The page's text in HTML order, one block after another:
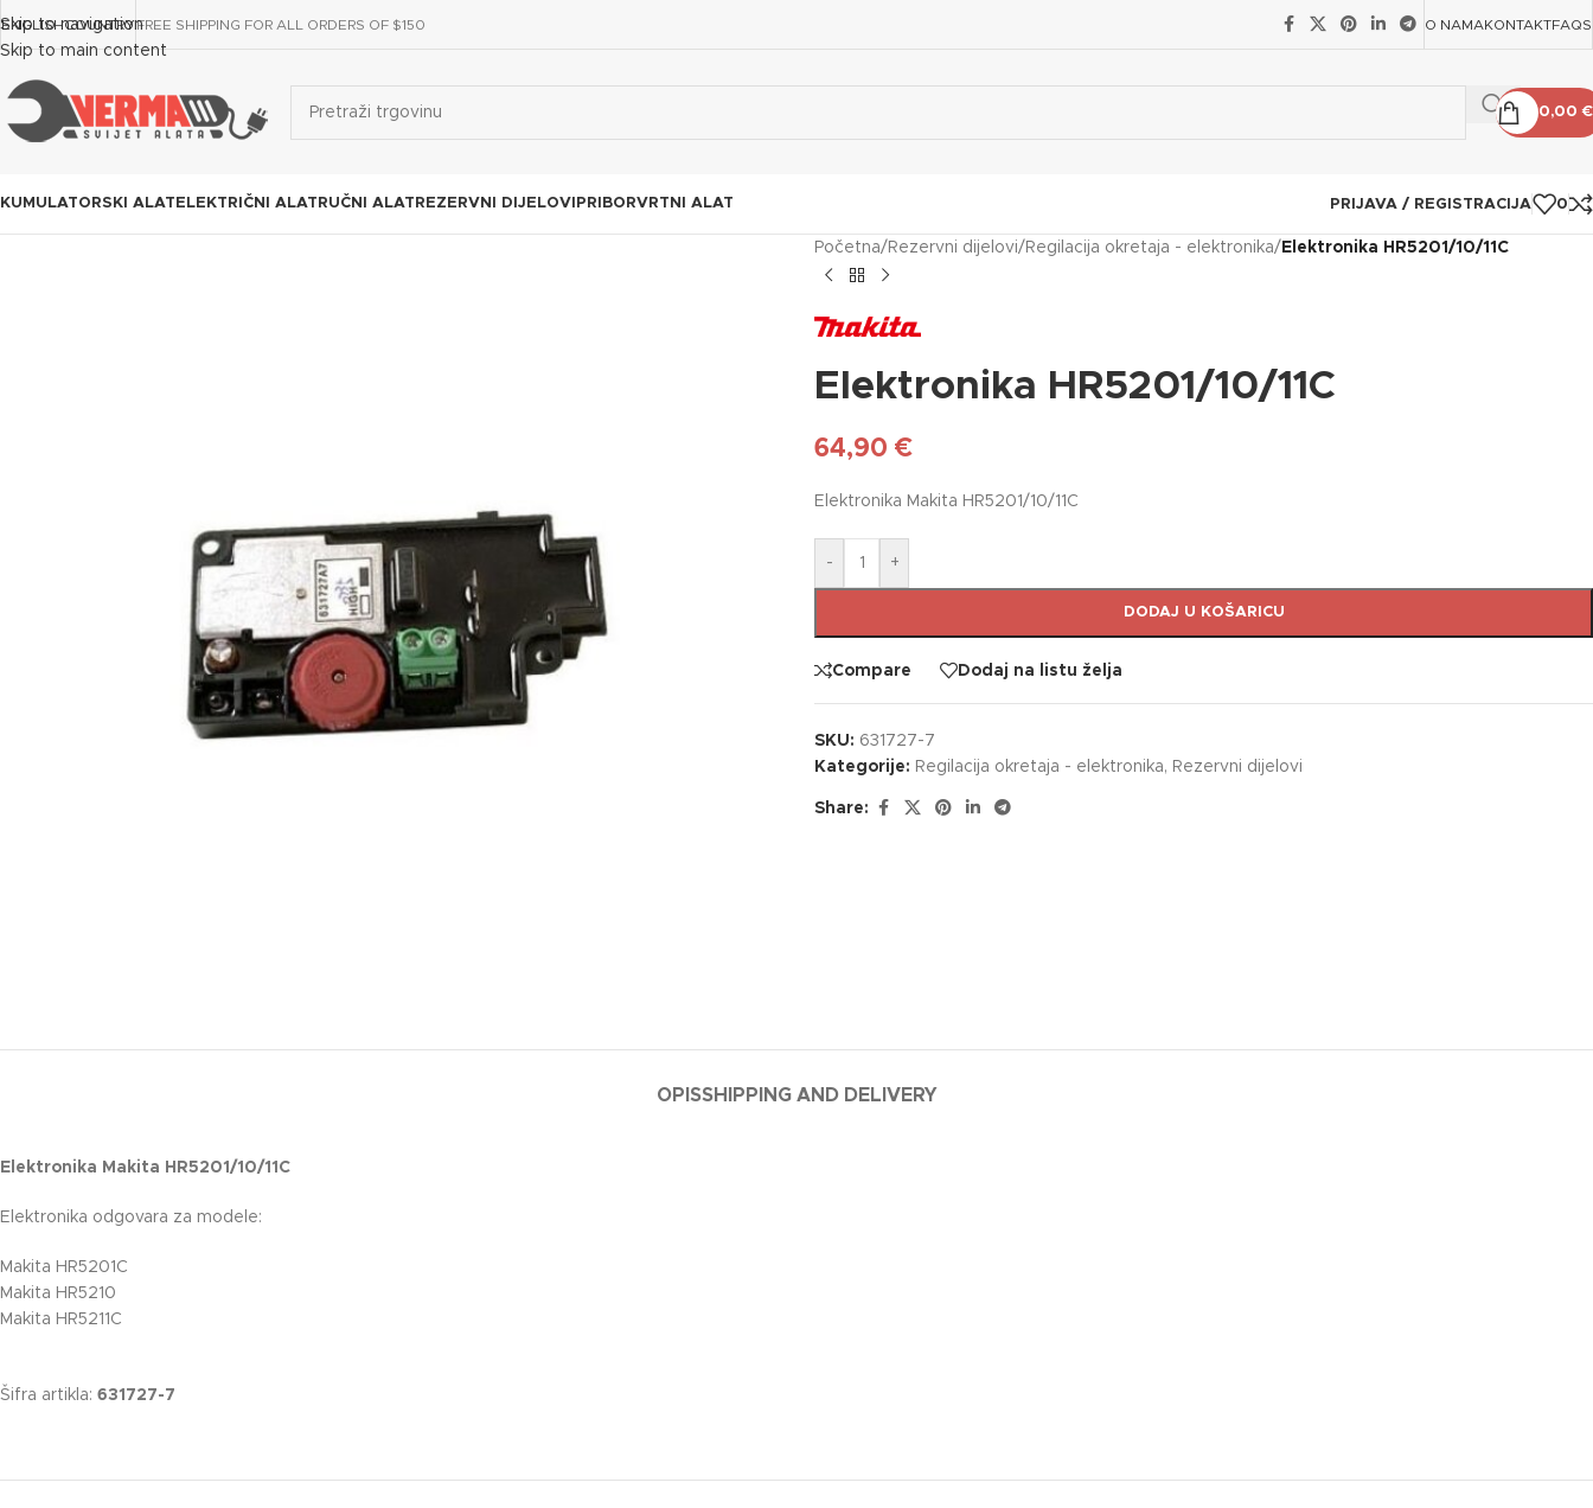
Skip to navigation
Skip to main content
ENGLISHCOUNTRYFREE SHIPPING FOR ALL ORDERS OF $150 O NAMAKONTAKTFAQS
0,00€
ALAT ELEKTRIČNI ALAT RUČNI ALAT REZERVNI DIJELOVI PRIBORVRTNI ALAT PRIJAVA / REGISTRACIJA 0
Početna/ Rezervni dijelovi/ Regilacija okretaja - elektronika/ Elektronika HR5201/10/11C
Elektronika HR5201/10/11C
64,90 €
Elektronika Makita HR5201/10/11C
- +
DODAJ U KOŠARICU
Compare Dodaj na listu želja
SKU: 631727-7
Kategorije: Regilacija okretaja - elektronika, Rezervni dijelovi
Share:
OPISSHIPPING AND DELIVERY
Elektronika Makita HR5201/10/11C
Elektronika odgovara za modele:
Makita HR5201C
Makita HR5210
Makita HR5211C
Šifra artikla: 631727-7